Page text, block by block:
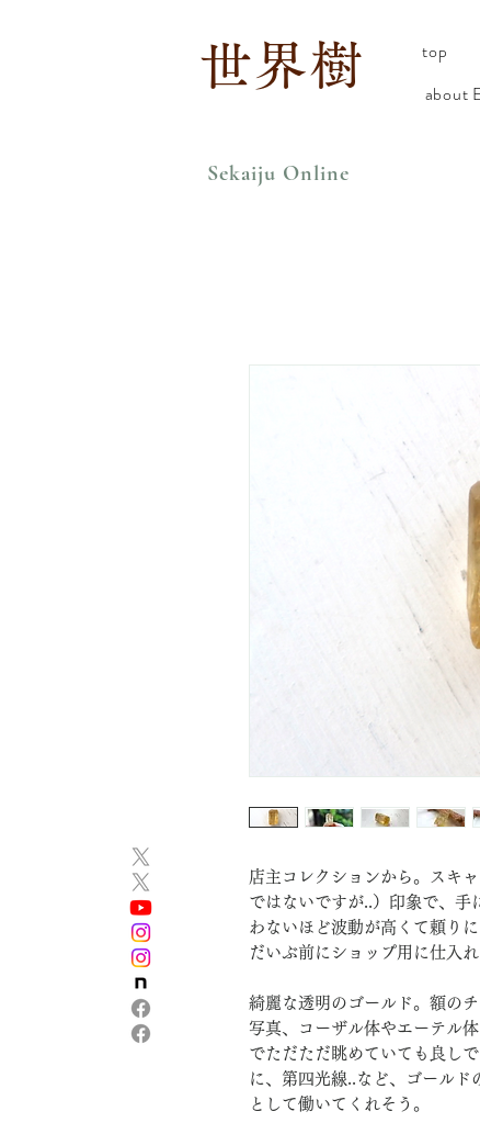
世界樹 top
about
Sekaiju Online
店主コレクションから。スキ
ではないですが..）印象で、手
わないほど波動が高くて頼り
だいぶ前にショップ用に仕入
綺麗な透明のゴールド。額の
写真、コーザル体やエーテル
でただただ眺めていても良し
に、第四光線..など、ゴールド
として働いてくれそう。